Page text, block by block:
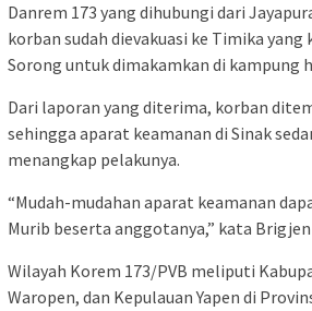
Danrem 173 yang dihubungi dari
korban sudah dievakuasi ke Timika
Sorong untuk dimakamkan di kampung
Dari laporan yang diterima, korban
sehingga aparat keamanan di Sinak
menangkap pelakunya.
“Mudah-mudahan aparat keamanan
Murib beserta anggotanya,” kata Brigjen
Wilayah Korem 173/PVB meliputi
Waropen, dan Kepulauan Yapen di